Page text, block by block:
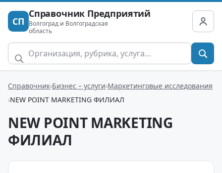
СП
Справочник Предприятий
Волгоград и Волгоградская
область
Справочник Бизнес – услуги Маркетинговые исследования
NEW POINT MARKETING ФИЛИАЛ
NEW POINT MARKETING
ФИЛИАЛ